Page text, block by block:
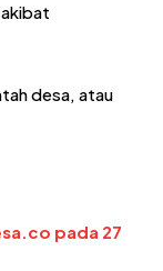
desa, atau
pada 27